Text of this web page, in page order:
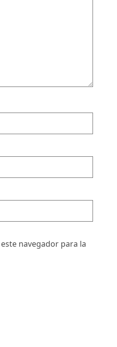
navegador para la